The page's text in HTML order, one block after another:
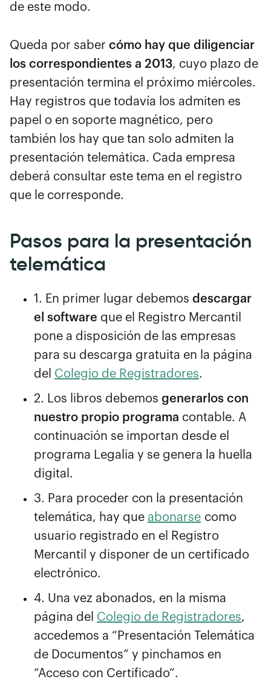
de este modo.
Queda por saber cómo hay que diligenciar
los correspondientes a 2013, cuyo plazo de
presentación termina el próximo miércoles.
Hay registros que todavía los admiten es
papel o en soporte magnético, pero
también los hay que tan solo admiten la
presentación telemática. Cada empresa
deberá consultar este tema en el registro
que le corresponde.
Pasos para la presentación
telemática
1. En primer lugar debemos descargar
el software que el Registro Mercantil
pone a disposición de las empresas
para su descarga gratuita en la página
del Colegio de Registradores.
2. Los libros debemos generarlos con
nuestro propio programa contable. A
continuación se importan desde el
programa Legalia y se genera la huella
digital.
3. Para proceder con la presentación
telemática, hay que abonarse como
usuario registrado en el Registro
Mercantil y disponer de un certificado
electrónico.
4. Una vez abonados, en la misma
página del Colegio de Registradores,
accedemos a “Presentación Telemática
de Documentos” y pinchamos en
“Acceso con Certificado”.